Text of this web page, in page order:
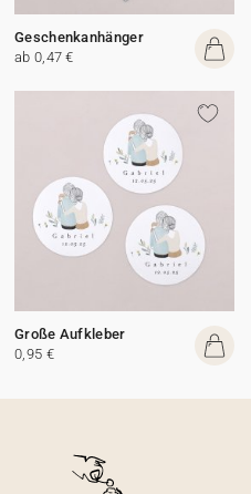
Geschenkanhänger
ab 0,47 €
Große Aufkleber
0,95 €